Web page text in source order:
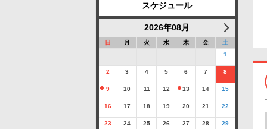
スケジュール
2026年08月
日 月 火 水 木 金
土
1
2 3 4 5 6 7 8
9 10 11 12 13 14 15
16 17 18 19 20 21 22
23 24 25 26 27 28 29